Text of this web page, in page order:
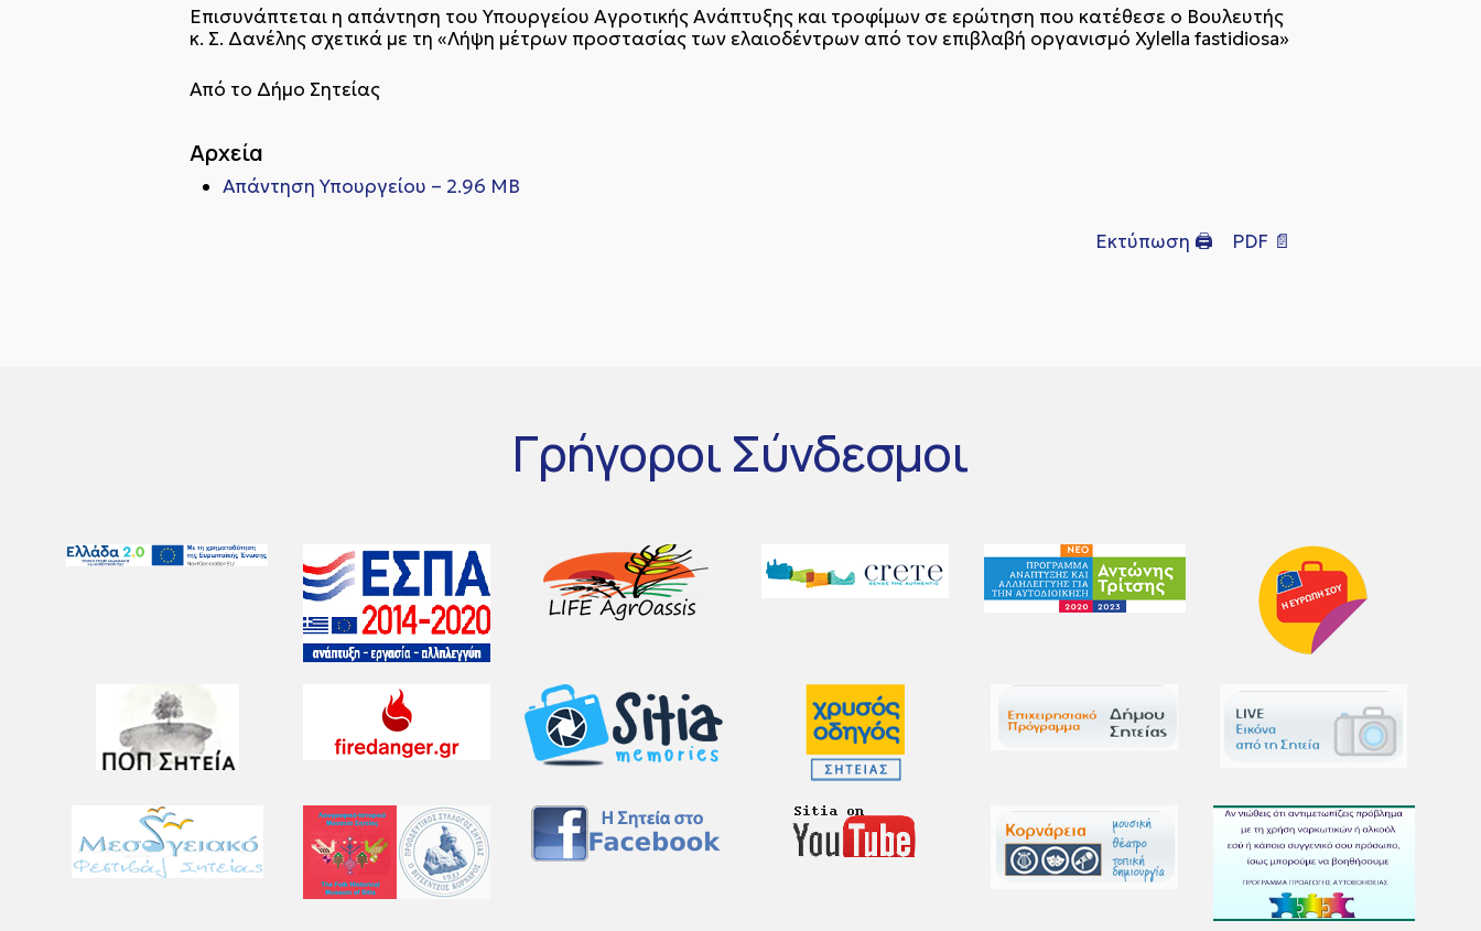
Επισυνάπτεται η απάντηση του Υπουργείου Αγροτικής Ανάπτυξης και τροφίμων σε ερώτηση που κατέθεσε ο Βουλευτής
κ. Σ. Δανέλης σχετικά με τη «Λήψη μέτρων προστασίας των ελαιοδέντρων από τον επιβλαβή οργανισμό Xylella fastidiosa»
Από το Δήμο Σητείας
Αρχεία
Απάντηση Υπουργείου – 2.96 MB
Εκτύπωση 🖨 PDF 📄
Γρήγοροι Σύνδεσμοι